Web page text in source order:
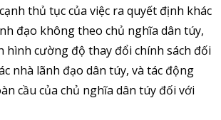
thủ tục của việc ra quyết định khác
đạo không theo chủ nghĩa dân túy,
hình cường độ thay đổi chính sách đối
nhà lãnh đạo dân túy, và tác động
cầu của chủ nghĩa dân túy đối với